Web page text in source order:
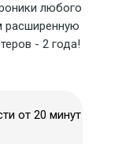
любого
расширенную
- 2 года!
от 20 минут